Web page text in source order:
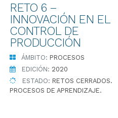
RETO 6 –
INNOVACIÓN EN EL
CONTROL DE
PRODUCCIÓN
ÁMBITO: PROCESOS
EDICIÓN: 2020
ESTADO: RETOS CERRADOS.
PROCESOS DE APRENDIZAJE.